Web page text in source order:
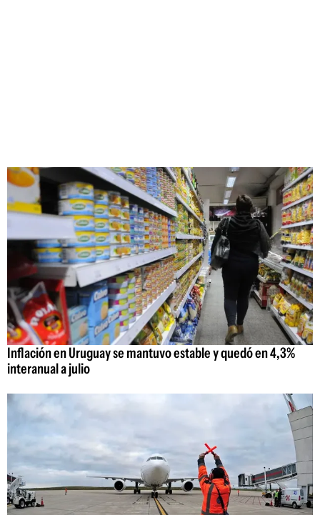
Inflación en Uruguay se mantuvo estable y quedó en 4,3%
interanual a julio